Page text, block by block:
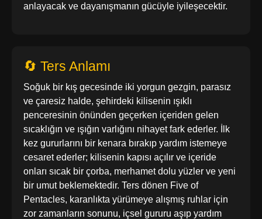
anlayacak ve dayanışmanın gücüyle iyileşecektir.
🔄 Ters Anlamı
Soğuk bir kış gecesinde iki yorgun gezgin, parasız
ve çaresiz halde, şehirdeki kilisenin ışıklı
penceresinin önünden geçerken içeriden gelen
sıcaklığın ve ışığın varlığını nihayet fark ederler. İlk
kez gururlarını bir kenara bırakıp yardım istemeye
cesaret ederler; kilisenin kapısı açılır ve içeride
onları sıcak bir çorba, merhamet dolu yüzler ve yeni
bir umut beklemektedir. Ters dönen Five of
Pentacles, karanlıkta yürümeye alışmış ruhlar için
zor zamanların sonunu, içsel gururu aşıp yardım